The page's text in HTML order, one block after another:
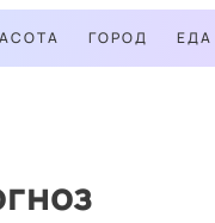
ГОРОД ЕДА